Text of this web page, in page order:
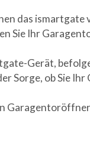
das ismartgate
Sie Ihr
Gerät,
Sorge, ob Sie